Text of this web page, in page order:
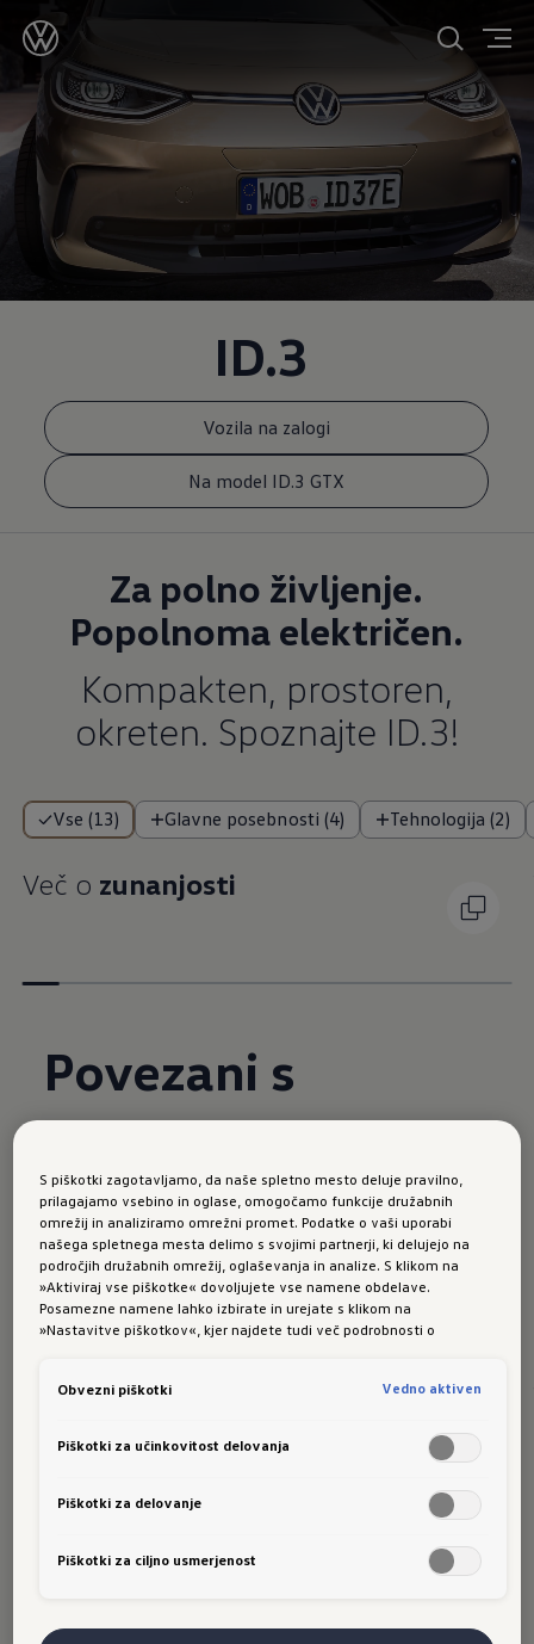
ID.3
Vozila na zalogi
Na model ID.3 GTX
Za polno življenje.
Popolnoma električen.
Kompakten, prostoren,
okreten. Spoznajte ID.3!
Vse (13) Glavne posebnosti (4) Tehnologija (2)
Več o zunanjosti
Povezani s
svetom
Volkswagnove digitalne storitve vam
omogočajo dostop do najrazličnejših možnosti,
ki olajšajo vaš vsakdan.
Vse (5)
Več o storitvah VW ConnectinVW
S piškotki zagotavljamo, da naše spletno mesto deluje pravilno,
prilagajamo vsebino in oglase, omogočamo funkcije družabnih
omrežij in analiziramo omrežni promet. Podatke o vaši uporabi
našega spletnega mesta delimo s svojimi partnerji, ki delujejo na
področjih družabnih omrežij, oglaševanja in analize. S klikom na
»Aktiviraj vse piškotke« dovoljujete vse namene obdelave.
Posamezne namene lahko izbirate in urejate s klikom na
»Nastavitve piškotkov«, kjer najdete tudi več podrobnosti o
Obvezni piškotki
Vedno aktiven
Piškotki za učinkovitost delovanja
Piškotki za delovanje
Piškotki za ciljno usmerjenost